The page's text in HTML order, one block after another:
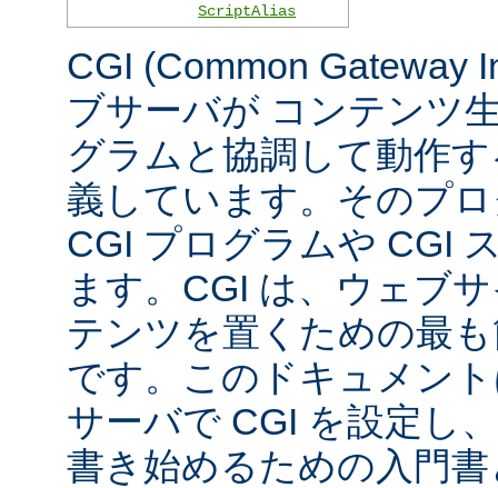
ScriptAlias
CGI (Common Gateway
ブサーバが コンテンツ
グラムと協調して動作
義しています。そのプ
CGI プログラムや CGI
ます。CGI は、ウェブ
テンツを置くための最
です。このドキュメン
サーバで CGI を設定し
書き始めるための入門